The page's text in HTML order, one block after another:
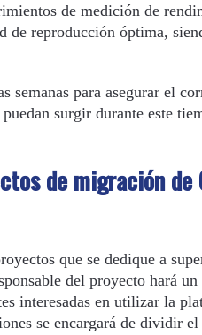
de medición de
de reproducción óptima,
semanas para asegurar el
surgir durante este
de migración de
que se dedique a
del proyecto hará un
interesadas en utilizar la
se encargará de dividir el